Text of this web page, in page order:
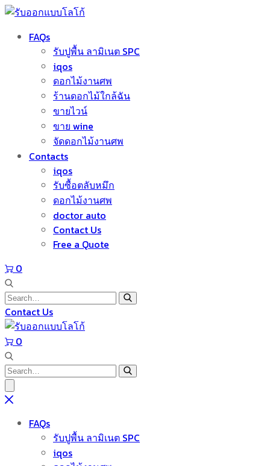
FAQs
รับปูพื้น ลามิเนต SPC
iqos
ดอกไม้งานศพ
ร้านดอกไม้ใกล้ฉัน
ขายไวน์
ขาย wine
จัดดอกไม้งานศพ
Contacts
iqos
รับซื้อตลับหมึก
ดอกไม้งานศพ
doctor auto
Contact Us
Free a Quote
0
Contact Us
0
FAQs
รับปูพื้น ลามิเนต SPC
iqos